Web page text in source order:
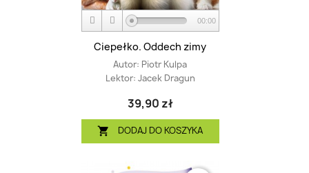
00:00
Ciepełko. Oddech zimy
Autor: Piotr Kulpa
Lektor: Jacek Dragun
39,90 zł
 DODAJ DO KOSZYKA